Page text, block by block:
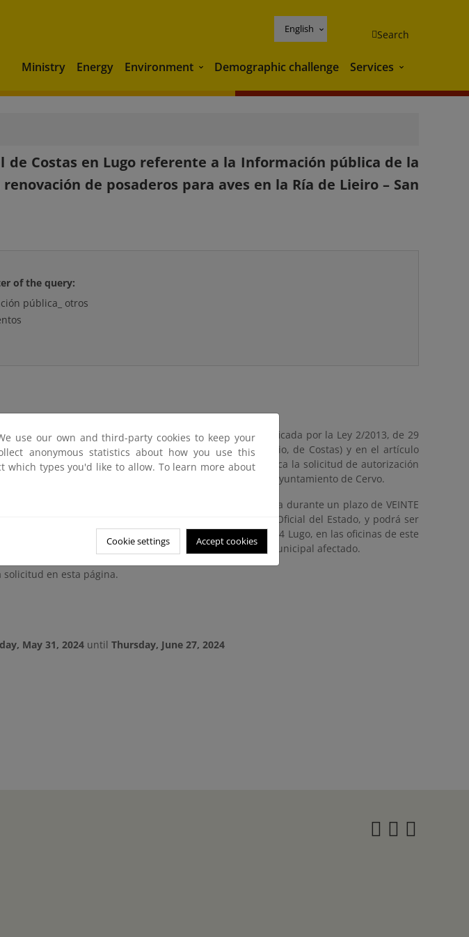
English Search
Ministry Energy Environment Environment
Demographic challenge Services Services
de Costas en Lugo referente a la Información pública de la
de posaderos para aves en la Ría de Lieiro – San
of the query:
pública_ otros
52.2 de la Ley 22/1988, de 28 de julio, de Costas (modificada por la Ley 2/2013, de 29
litoral y de modificación de la Ley 22/1988, de 28 de julio, de Costas) y en el artículo
por R.D. 876/2014, se somete a información pública la solicitud de autorización
marítimo-terrestre de referencia, formulada por el Ayuntamiento de Cervo.
estará a disposición de cualquier persona interesada durante un plazo de VEINTE
siguiente al de publicación de este anuncio en el Boletín Oficial del Estado, y podrá ser
de Costas en Lugo, Ronda da Muralla, 131, 1º, 27004 Lugo, en las oficinas de este
s/n 3º, 27780 Foz y en el Ayuntamiento del término municipal afectado.
en esta página.
May 31, 2024 until Thursday, June 27, 2024
use our own and third-party cookies to keep your
anonymous statistics about how you use this
which types you'd like to allow. To learn more about
Cookie settings Accept cookies
Twitter